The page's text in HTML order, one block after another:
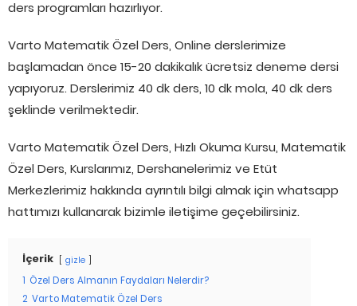
ders programları hazırlıyor.
Varto Matematik Özel Ders, Online derslerimize
başlamadan önce 15-20 dakikalık ücretsiz deneme dersi
yapıyoruz. Derslerimiz 40 dk ders, 10 dk mola, 40 dk ders
şeklinde verilmektedir.
Varto Matematik Özel Ders, Hızlı Okuma Kursu, Matematik
Özel Ders, Kurslarımız, Dershanelerimiz ve Etüt
Merkezlerimiz hakkında ayrıntılı bilgi almak için whatsapp
hattımızı kullanarak bizimle iletişime geçebilirsiniz.
İçerik gizle
1 Özel Ders Almanın Faydaları Nelerdir?
2 Varto Matematik Özel Ders